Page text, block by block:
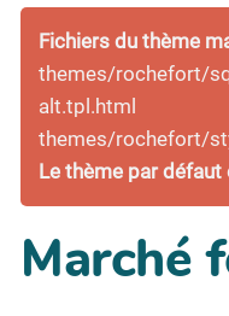
Fichiers du thème
themes/rochefort/
alt.tpl.html
themes/rochefort/
Le thème par
Marché